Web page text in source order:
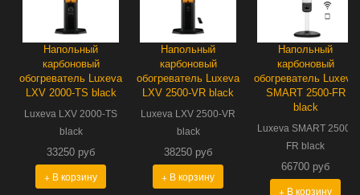
Напольный
карбоновый
обогреватель Luxeva
LXV 2000-TS black
Luxeva LXV 2000-TS
black
33250 руб
+ В корзину
Напольный
карбоновый
обогреватель Luxeva
LXV 2500-VR black
Luxeva LXV 2500-VR
black
38250 руб
+ В корзину
Напольный
карбоновый
обогреватель Luxeva
SMART 2500-FR
black
Luxeva SMART 2500-
FR black
66700 руб
+ В корзину